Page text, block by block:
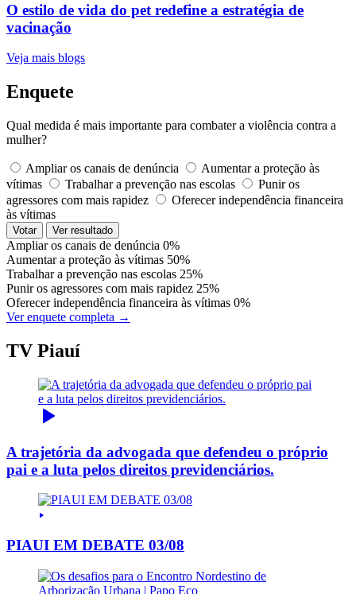
O estilo de vida do pet redefine a estratégia de
vacinação
Veja mais blogs
Enquete
Qual medida é mais importante para combater a violência contra a
mulher?
Ampliar os canais de denúncia
Aumentar a proteção às
vítimas
Trabalhar a prevenção nas escolas
Punir os
agressores com mais rapidez
Oferecer independência financeira
às vítimas
Votar Ver resultado
Ampliar os canais de denúncia 0%
Aumentar a proteção às vítimas 50%
Trabalhar a prevenção nas escolas 25%
Punir os agressores com mais rapidez 25%
Oferecer independência financeira às vítimas 0%
Ver enquete completa →
TV Piauí
A trajetória da advogada que defendeu o próprio
pai e a luta pelos direitos previdenciários.
PIAUI EM DEBATE 03/08